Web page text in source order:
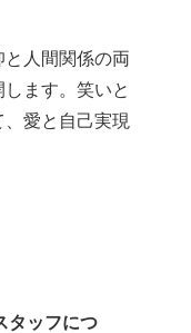
人間関係の両
ます。笑いと
愛と自己実現
タッフにつ